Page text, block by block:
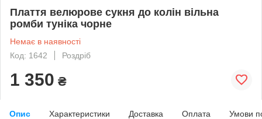
Плаття велюрове сукня до колін вільна
ромби туніка чорне
Немає в наявності
Код: 1642
Роздріб
1 350 ₴
Опис Характеристики Доставка Оплата Умови